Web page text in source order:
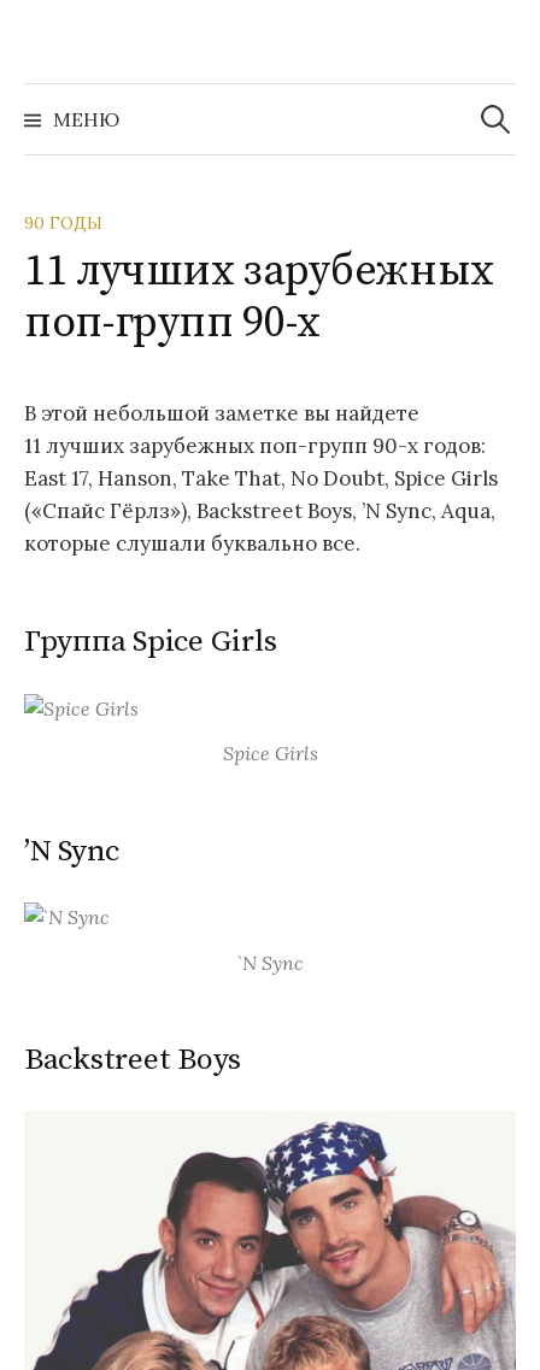
содержимому
МЕНЮ
Найти:
90 ГОДЫ
11 лучших зарубежных
поп-групп 90-х
В этой небольшой заметке вы найдете
11 лучших зарубежных поп-групп 90-х годов:
East 17, Hanson, Take That, No Doubt, Spice Girls
(«Спайс Гёрлз»), Backstreet Boys, ’N Sync, Aqua,
которые слушали буквально все.
ГруппаSpice Girls
Spice Girls
’N Sync
`N Sync
Backstreet Boys